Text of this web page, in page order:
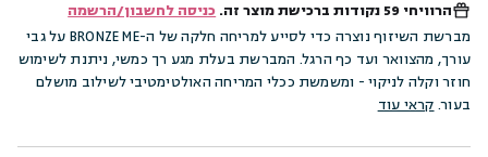
הרוויחי 59 נקודות ברכישת מוצר זה. כניסה לחשבון/הרשמה
מברשת השיזוף נוצרה כדי לסייע למריחה חלקה של ה-BRONZE ME על גבי
עורך, מהצוואר ועד כף הרגל. המברשת בעלת מגע רך כמשי, ניתנת לשימוש
חוזר וקלה לניקוי - ומשמשת ככלי המריחה האולטימטיבי לשילוב מושלם
בעור. קראי עוד